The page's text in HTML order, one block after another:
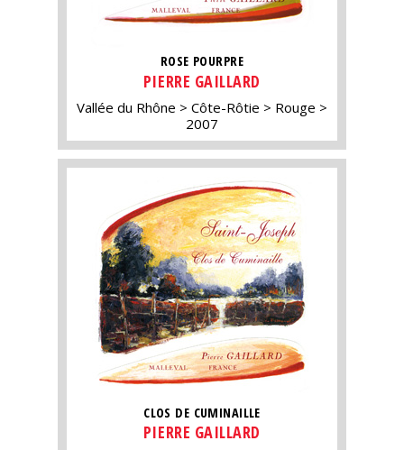
ROSE POURPRE
PIERRE GAILLARD
Vallée du Rhône Côte-Rôtie
Rouge
2007
CLOS DE CUMINAILLE
PIERRE GAILLARD